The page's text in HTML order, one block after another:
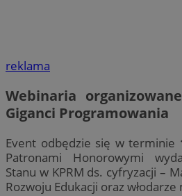
reklama
Webinaria
Giganci Programowania
Event odbędzie się w terminie
Patronami Honorowymi
Stanu w KPRM ds. cyfryzacji –
Rozwoju Edukacji oraz włodarze